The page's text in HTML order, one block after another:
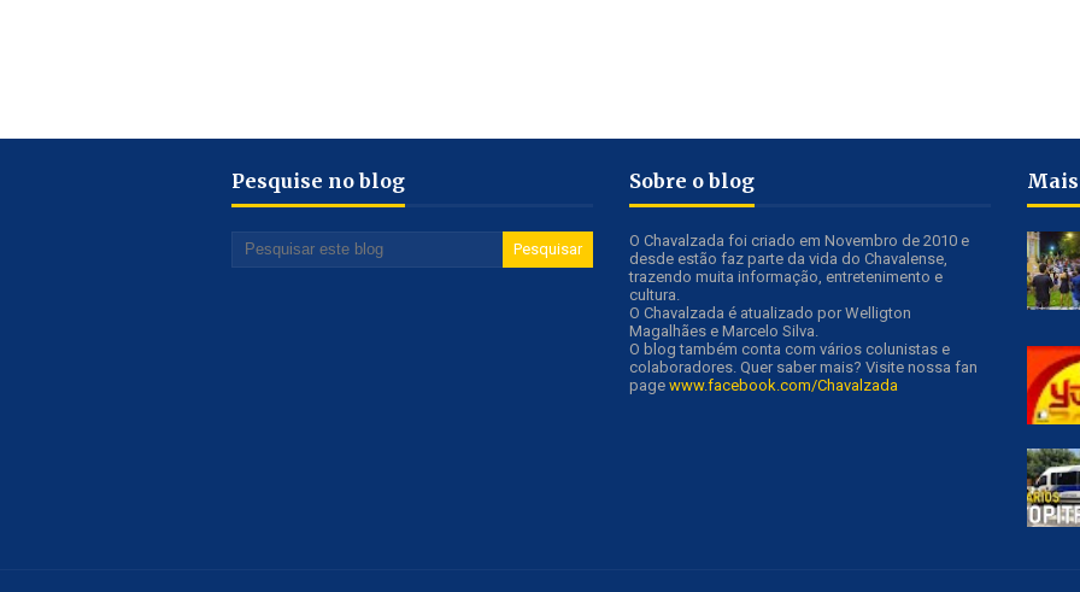
Pesquise no blog Sobre o blog
O Chavalzada foi criado em Novembro de 2010 e
desde estão faz parte da vida do Chavalense,
trazendo muita informação, entretenimento e
cultura.
O Chavalzada é atualizado por Welligton
Magalhães e Marcelo Silva.
O blog também conta com vários colunistas e
colaboradores. Quer saber mais? Visite nossa fan
page www.facebook.com/Chavalzada